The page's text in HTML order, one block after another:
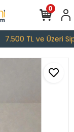
7.500 TL ve Üzeri
0